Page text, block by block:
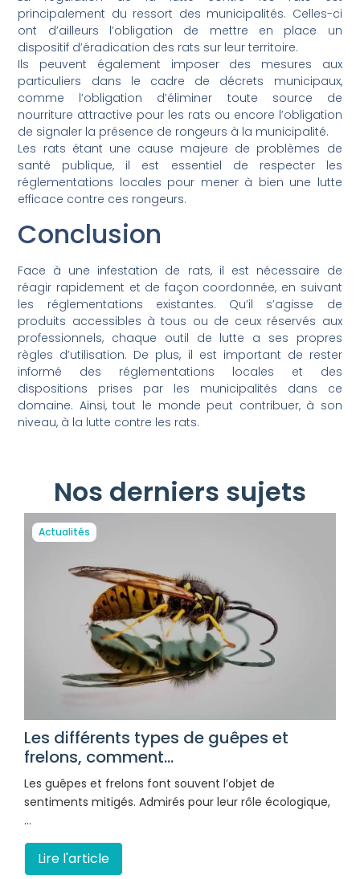
principalement du ressort des municipalités. Celles-ci
ont d’ailleurs l’obligation de mettre en place un
dispositif d’éradication des rats sur leur territoire.
Ils peuvent également imposer des mesures aux
particuliers dans le cadre de décrets municipaux,
comme l’obligation d’éliminer toute source de
nourriture attractive pour les rats ou encore l’obligation
de signaler la présence de rongeurs à la municipalité.
Les rats étant une cause majeure de problèmes de
santé publique, il est essentiel de respecter les
réglementations locales pour mener à bien une lutte
efficace contre ces rongeurs.
Conclusion
Face à une infestation de rats, il est nécessaire de
réagir rapidement et de façon coordonnée, en suivant
les réglementations existantes. Qu’il s’agisse de
produits accessibles à tous ou de ceux réservés aux
professionnels, chaque outil de lutte a ses propres
règles d’utilisation. De plus, il est important de rester
informé des réglementations locales et des
dispositions prises par les municipalités dans ce
domaine. Ainsi, tout le monde peut contribuer, à son
niveau, à la lutte contre les rats.
Nos derniers sujets
Actualités
Les différents types de guêpes et
frelons, comment...
Les guêpes et frelons font souvent l’objet de
sentiments mitigés. Admirés pour leur rôle écologique,
…
Lire l'article